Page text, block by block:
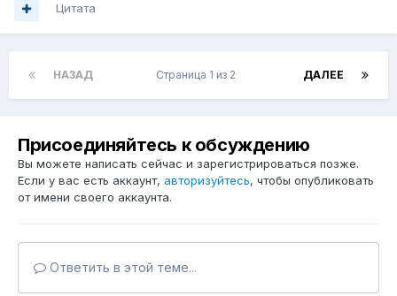
Цитата
НАЗАД ДАЛЕЕ
Страница 1 из 2
Присоединяйтесь к обсуждению
Вы можете написать сейчас и зарегистрироваться позже.
Если у вас есть аккаунт, авторизуйтесь, чтобы опубликовать
от имени своего аккаунта.
Ответить в этой теме...